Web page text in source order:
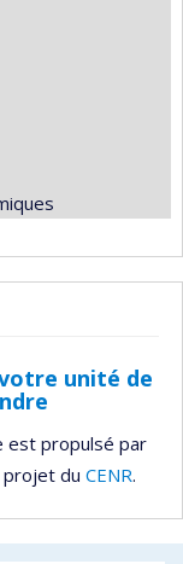
unité de
est propulsé par
du CENR.